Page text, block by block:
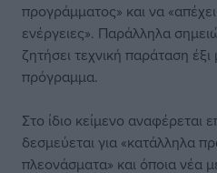
προγράμματος» και να
ενέργειες». Παράλληλα
ζητήσει τεχνική παράταση
πρόγραμμα.
Στο ίδιο κείμενο αναφέρεται
δεσμεύεται για «κατάλληλα
πλεονάσματα» και όποια νέα